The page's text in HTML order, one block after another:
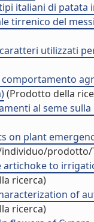
italiani di patata
tirrenico del
utilizzati
(Prodotto della
al seme
on plant
prodotto/
artichoke to
ricerca)
of
ricerca)